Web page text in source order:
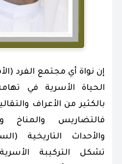
إن نواة أي مجتمع الفرد
الحياة الأسرية في
بالكثير من الأعراف
فالتضاريس والمناخ
والأحداث التاريخية
تشكل التركيبة